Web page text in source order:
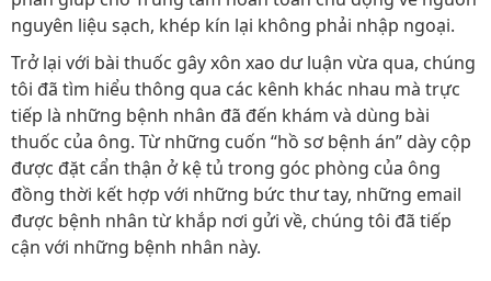
nguyên liệu sạch, khép kín lại không phải nhập ngoại.
Trở lại với bài thuốc gây xôn xao dư luận vừa qua, chúng
tôi đã tìm hiểu thông qua các kênh khác nhau mà trực
tiếp là những bệnh nhân đã đến khám và dùng bài
thuốc của ông. Từ những cuốn “hồ sơ bệnh án” dày cộp
được đặt cẩn thận ở kệ tủ trong góc phòng của ông
đồng thời kết hợp với những bức thư tay, những email
được bệnh nhân từ khắp nơi gửi về, chúng tôi đã tiếp
cận với những bệnh nhân này.